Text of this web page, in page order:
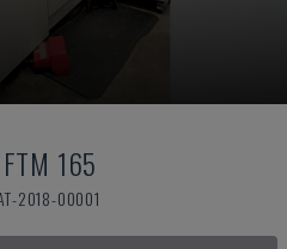
FTM 165
2018-00001